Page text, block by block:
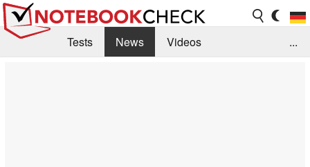
Tests News
Videos
...